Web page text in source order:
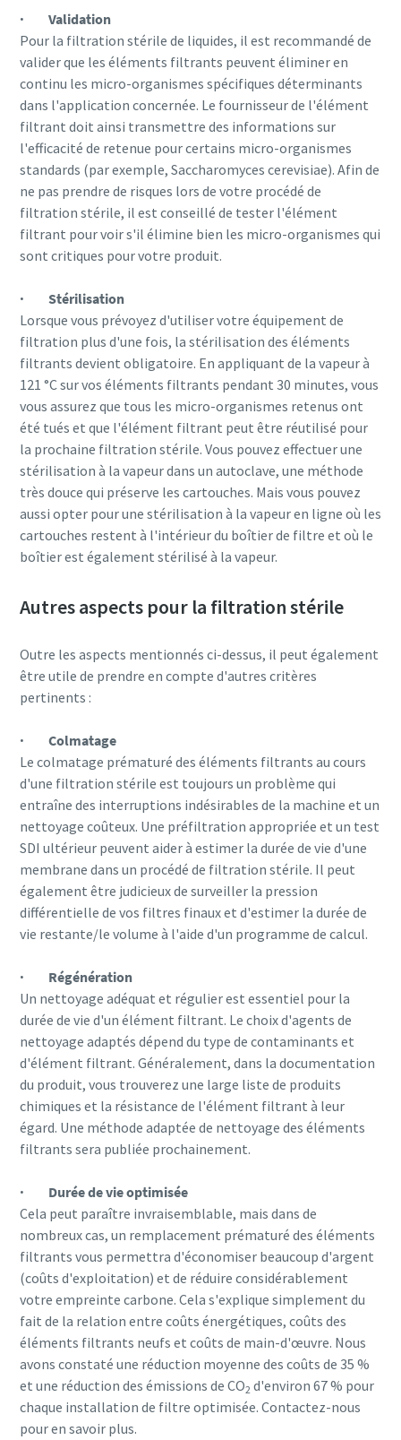
· Validation
Pour la filtration stérile de liquides, il est recommandé de
valider que les éléments filtrants peuvent éliminer en
continu les micro-organismes spécifiques déterminants
dans l'application concernée. Le fournisseur de l'élément
filtrant doit ainsi transmettre des informations sur
l'efficacité de retenue pour certains micro-organismes
standards (par exemple, Saccharomyces cerevisiae). Afin de
ne pas prendre de risques lors de votre procédé de
filtration stérile, il est conseillé de tester l'élément
filtrant pour voir s'il élimine bien les micro-organismes qui
sont critiques pour votre produit.
· Stérilisation
Lorsque vous prévoyez d'utiliser votre équipement de
filtration plus d'une fois, la stérilisation des éléments
filtrants devient obligatoire. En appliquant de la vapeur à
121 °C sur vos éléments filtrants pendant 30 minutes, vous
vous assurez que tous les micro-organismes retenus ont
été tués et que l'élément filtrant peut être réutilisé pour
la prochaine filtration stérile. Vous pouvez effectuer une
stérilisation à la vapeur dans un autoclave, une méthode
très douce qui préserve les cartouches. Mais vous pouvez
aussi opter pour une stérilisation à la vapeur en ligne où les
cartouches restent à l'intérieur du boîtier de filtre et où le
boîtier est également stérilisé à la vapeur.
Autres aspects pour la filtration stérile
Outre les aspects mentionnés ci-dessus, il peut également
être utile de prendre en compte d'autres critères
pertinents :
· Colmatage
Le colmatage prématuré des éléments filtrants au cours
d'une filtration stérile est toujours un problème qui
entraîne des interruptions indésirables de la machine et un
nettoyage coûteux. Une préfiltration appropriée et un test
SDI ultérieur peuvent aider à estimer la durée de vie d'une
membrane dans un procédé de filtration stérile. Il peut
également être judicieux de surveiller la pression
différentielle de vos filtres finaux et d'estimer la durée de
vie restante/le volume à l'aide d'un programme de calcul.
· Régénération
Un nettoyage adéquat et régulier est essentiel pour la
durée de vie d'un élément filtrant. Le choix d'agents de
nettoyage adaptés dépend du type de contaminants et
d'élément filtrant. Généralement, dans la documentation
du produit, vous trouverez une large liste de produits
chimiques et la résistance de l'élément filtrant à leur
égard. Une méthode adaptée de nettoyage des éléments
filtrants sera publiée prochainement.
· Durée de vie optimisée
Cela peut paraître invraisemblable, mais dans de
nombreux cas, un remplacement prématuré des éléments
filtrants vous permettra d'économiser beaucoup d'argent
(coûts d'exploitation) et de réduire considérablement
votre empreinte carbone. Cela s'explique simplement du
fait de la relation entre coûts énergétiques, coûts des
éléments filtrants neufs et coûts de main-d'œuvre. Nous
avons constaté une réduction moyenne des coûts de 35 %
et une réduction des émissions de CO2 d'environ 67 % pour
chaque installation de filtre optimisée. Contactez-nous
pour en savoir plus.